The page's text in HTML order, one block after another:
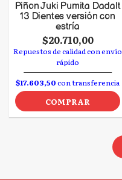
Piñon Juki Pumita Dadalt
13 Dientes versión con
estría
$20.710,00
Repuestos de calidad con envío
rápido
$17.603,50con transferencia
COMPRAR